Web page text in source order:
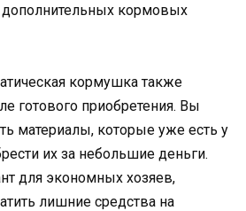
дополнительных кормовых
кормушка также
готового приобретения. Вы
материалы, которые уже есть у
их за небольшие деньги.
для экономных хозяев,
лишние средства на